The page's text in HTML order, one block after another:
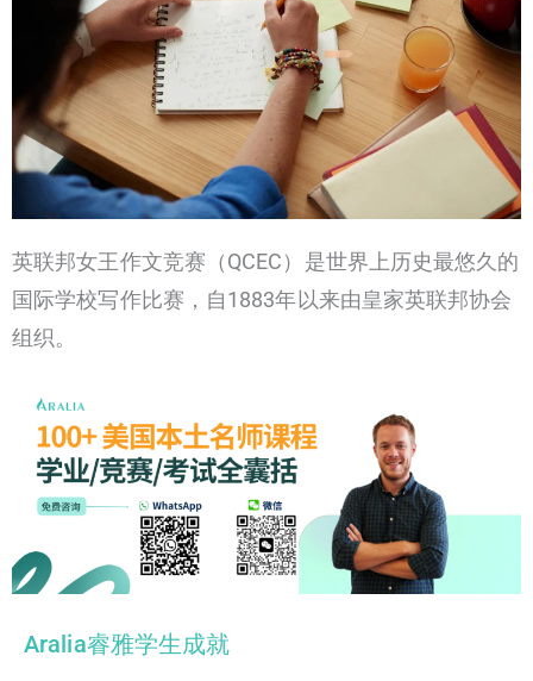
英联邦女王作文竞赛（QCEC）是世界上历史最悠久的
国际学校写作比赛，自1883年以来由皇家英联邦协会
组织。
Aralia睿雅学生成就